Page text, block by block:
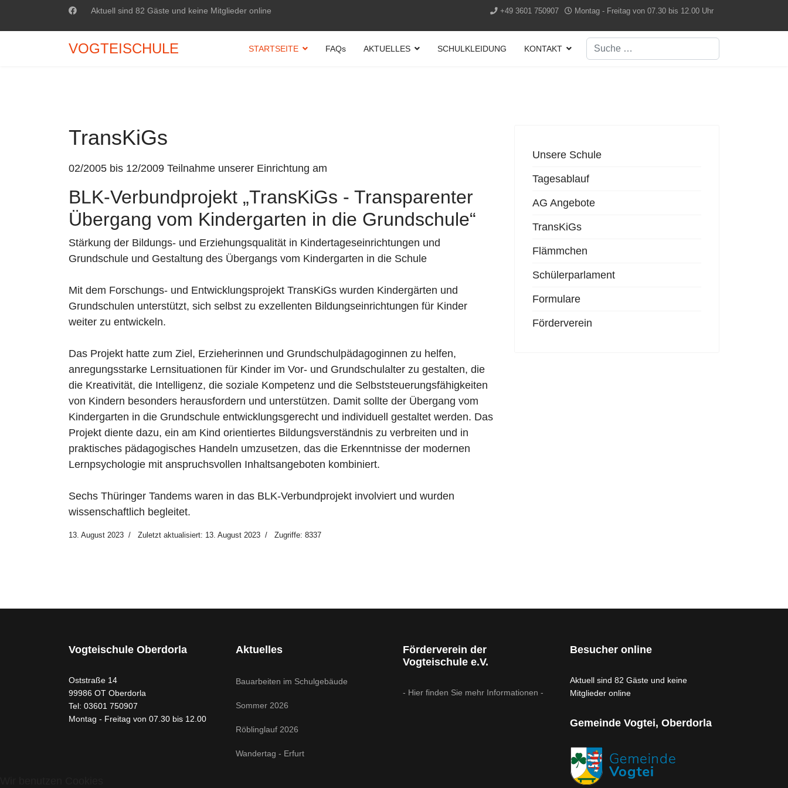
Aktuell sind 82 Gäste und keine Mitglieder online +49 3601 750907 Montag - Freitag von 07.30 bis 12.00 Uhr
VOGTEISCHULE STARTSEITE FAQs AKTUELLES SCHULKLEIDUNG KONTAKT
Suchen
TransKiGs
02/2005 bis 12/2009 Teilnahme unserer Einrichtung am
BLK-Verbundprojekt „TransKiGs - Transparenter
Übergang vom Kindergarten in die Grundschule“
Stärkung der Bildungs- und Erziehungsqualität in Kindertageseinrichtungen und
Grundschule und Gestaltung des Übergangs vom Kindergarten in die Schule
Mit dem Forschungs- und Entwicklungsprojekt TransKiGs wurden Kindergärten und
Grundschulen unterstützt, sich selbst zu exzellenten Bildungseinrichtungen für Kinder
weiter zu entwickeln.
Das Projekt hatte zum Ziel, Erzieherinnen und Grundschulpädagoginnen zu helfen,
anregungsstarke Lernsituationen für Kinder im Vor- und Grundschulalter zu gestalten, die
die Kreativität, die Intelligenz, die soziale Kompetenz und die Selbststeuerungsfähigkeiten
von Kindern besonders herausfordern und unterstützen. Damit sollte der Übergang vom
Kindergarten in die Grundschule entwicklungsgerecht und individuell gestaltet werden. Das
Projekt diente dazu, ein am Kind orientiertes Bildungsverständnis zu verbreiten und in
praktisches pädagogisches Handeln umzusetzen, das die Erkenntnisse der modernen
Lernpsychologie mit anspruchsvollen Inhaltsangeboten kombiniert.
Sechs Thüringer Tandems waren in das BLK-Verbundprojekt involviert und wurden
wissenschaftlich begleitet.
13. August 2023 Zuletzt aktualisiert: 13. August 2023 Zugriffe: 8337
Unsere Schule
Tagesablauf
AG Angebote
TransKiGs
Flämmchen
Schülerparlament
Formulare
Förderverein
Vogteischule Oberdorla
Oststraße 14
99986 OT Oberdorla
Tel: 03601 750907
Montag - Freitag von 07.30 bis 12.00
Aktuelles
Bauarbeiten im Schulgebäude
Sommer 2026
Röblinglauf 2026
Wandertag - Erfurt
Förderverein der
Vogteischule e.V.
- Hier finden Sie mehr Informationen -
Besucher online
Aktuell sind 82 Gäste und keine
Mitglieder online
Gemeinde Vogtei, Oberdorla